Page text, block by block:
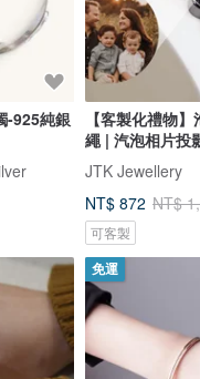
-925純銀
【客製化禮物
繩 | 汽泡相片投
JTK Jewellery
NT$ 872 NT$
可客製
免運